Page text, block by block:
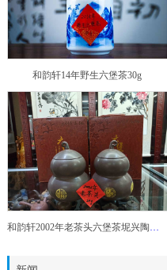
和韵轩14年野生六堡茶30g
和韵轩2002年老茶头六堡茶坭兴陶葫芦茶罐